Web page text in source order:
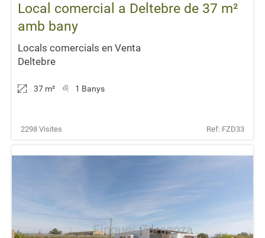
Local comercial a Deltebre de 37 m²
amb bany
Locals comercials en Venta
Deltebre
37 m² 1 Banys
2298 Visites Ref: FZD33